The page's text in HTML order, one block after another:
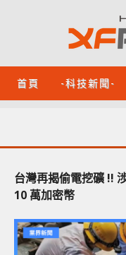
首頁 -科技新聞-
台灣再揭偷電挖礦 !!
10 萬加密幣